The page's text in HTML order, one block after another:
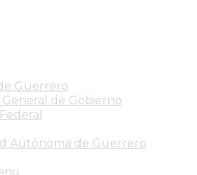
Guerrero
de Gobierno
Autónoma de Guerrero